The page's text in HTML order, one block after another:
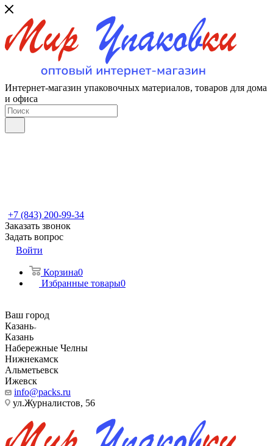
Интернет-магазин упаковочных материалов, товаров для дома
и офиса
+7 (843) 200-99-34
Заказать звонок
Задать вопрос
Войти
Корзина0
Избранные товары0
Ваш город
Казань
Казань
Набережные Челны
Нижнекамск
Альметьевск
Ижевск
info@packs.ru
ул.Журналистов, 56